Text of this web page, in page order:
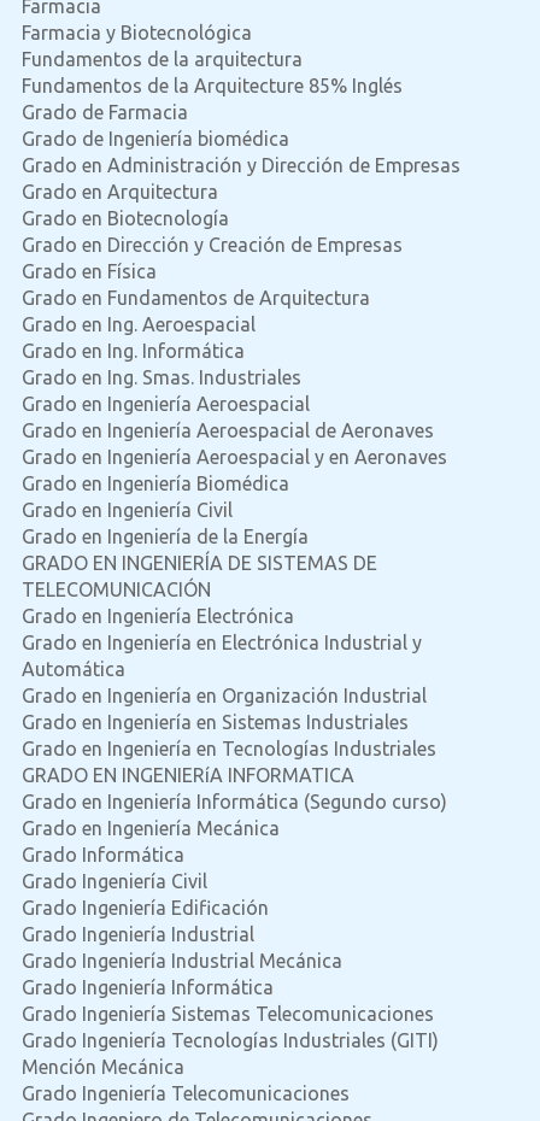
Farmacia
Farmacia y Biotecnológica
Fundamentos de la arquitectura
Fundamentos de la Arquitecture 85% Inglés
Grado de Farmacia
Grado de Ingeniería biomédica
Grado en Administración y Dirección de Empresas
Grado en Arquitectura
Grado en Biotecnología
Grado en Dirección y Creación de Empresas
Grado en Física
Grado en Fundamentos de Arquitectura
Grado en Ing. Aeroespacial
Grado en Ing. Informática
Grado en Ing. Smas. Industriales
Grado en Ingeniería Aeroespacial
Grado en Ingeniería Aeroespacial de Aeronaves
Grado en Ingeniería Aeroespacial y en Aeronaves
Grado en Ingeniería Biomédica
Grado en Ingeniería Civil
Grado en Ingeniería de la Energía
GRADO EN INGENIERÍA DE SISTEMAS DE
TELECOMUNICACIÓN
Grado en Ingeniería Electrónica
Grado en Ingeniería en Electrónica Industrial y
Automática
Grado en Ingeniería en Organización Industrial
Grado en Ingeniería en Sistemas Industriales
Grado en Ingeniería en Tecnologías Industriales
GRADO EN INGENIERíA INFORMATICA
Grado en Ingeniería Informática (Segundo curso)
Grado en Ingeniería Mecánica
Grado Informática
Grado Ingeniería Civil
Grado Ingeniería Edificación
Grado Ingeniería Industrial
Grado Ingeniería Industrial Mecánica
Grado Ingeniería Informática
Grado Ingeniería Sistemas Telecomunicaciones
Grado Ingeniería Tecnologías Industriales (GITI)
Mención Mecánica
Grado Ingeniería Telecomunicaciones